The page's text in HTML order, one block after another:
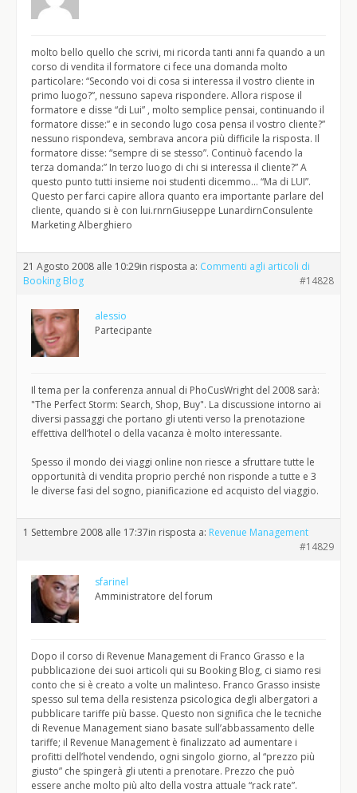
molto bello quello che scrivi, mi ricorda tanti anni fa quando a un
corso di vendita il formatore ci fece una domanda molto
particolare: “Secondo voi di cosa si interessa il vostro cliente in
primo luogo?”, nessuno sapeva rispondere. Allora rispose il
formatore e disse “di Lui” , molto semplice pensai, continuando il
formatore disse:” e in secondo lugo cosa pensa il vostro cliente?”
nessuno rispondeva, sembrava ancora più difficile la risposta. Il
formatore disse: “sempre di se stesso”. Continuò facendo la
terza domanda:” In terzo luogo di chi si interessa il cliente?” A
questo punto tutti insieme noi studenti dicemmo… “Ma di LUI”.
Questo per farci capire allora quanto era importante parlare del
cliente, quando si è con lui.rnrnGiuseppe LunardirnConsulente
Marketing Alberghiero
21 Agosto 2008 alle 10:29in risposta a: Commenti agli articoli di
Booking Blog
#14828
alessio
Partecipante
Il tema per la conferenza annual di PhoCusWright del 2008 sarà:
"The Perfect Storm: Search, Shop, Buy". La discussione intorno ai
diversi passaggi che portano gli utenti verso la prenotazione
effettiva dell’hotel o della vacanza è molto interessante.
Spesso il mondo dei viaggi online non riesce a sfruttare tutte le
opportunità di vendita proprio perché non risponde a tutte e 3
le diverse fasi del sogno, pianificazione ed acquisto del viaggio.
1 Settembre 2008 alle 17:37in risposta a: Revenue Management
#14829
sfarinel
Amministratore del forum
Dopo il corso di Revenue Management di Franco Grasso e la
pubblicazione dei suoi articoli qui su Booking Blog, ci siamo resi
conto che si è creato a volte un malinteso. Franco Grasso insiste
spesso sul tema della resistenza psicologica degli albergatori a
pubblicare tariffe più basse. Questo non significa che le tecniche
di Revenue Management siano basate sull’abbassamento delle
tariffe; il Revenue Management è finalizzato ad aumentare i
profitti dell’hotel vendendo, ogni singolo giorno, al “prezzo più
giusto” che spingerà gli utenti a prenotare. Prezzo che può
essere anche molto più alto della vostra attuale “rack rate”.